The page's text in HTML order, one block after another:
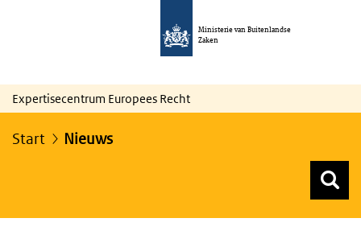
Ministerie van Buitenlandse
Zaken
Expertisecentrum Europees Recht
Start Nieuws